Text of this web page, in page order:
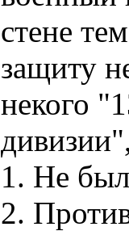
стене
защиту
некого
1. Не
2.